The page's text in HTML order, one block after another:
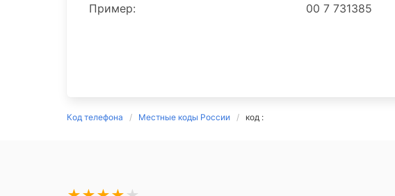
Пример: 00 7 731385
Код телефона Местные коды России код :